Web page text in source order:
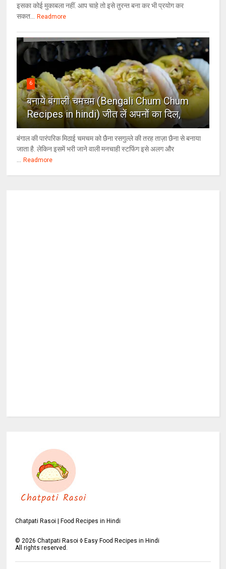
इसका कोई मुकाबला नहीं. आप चाहे तो इसे तुरन्त बना कर भी प्रयोग कर
सकत... Readmore
6
बनाये बंगाली चमचम (Bengali Chum Chum
Recipes in hindi) जीत लें अपनों का दिल,
बंगाल की पारंपरिक मिठाई चमचम को छैना रसगुल्ले की तरह ताज़ा छैना से बनाया
जाता है. लेकिन इसमें भरी जाने वाली मनचाही स्टफिंग इसे अलग और
... Readmore
Chatpati Rasoi | Food Recipes in Hindi
©2026 Chatpati Rasoi ◊ Easy Food Recipes in Hindi
All rights reserved.